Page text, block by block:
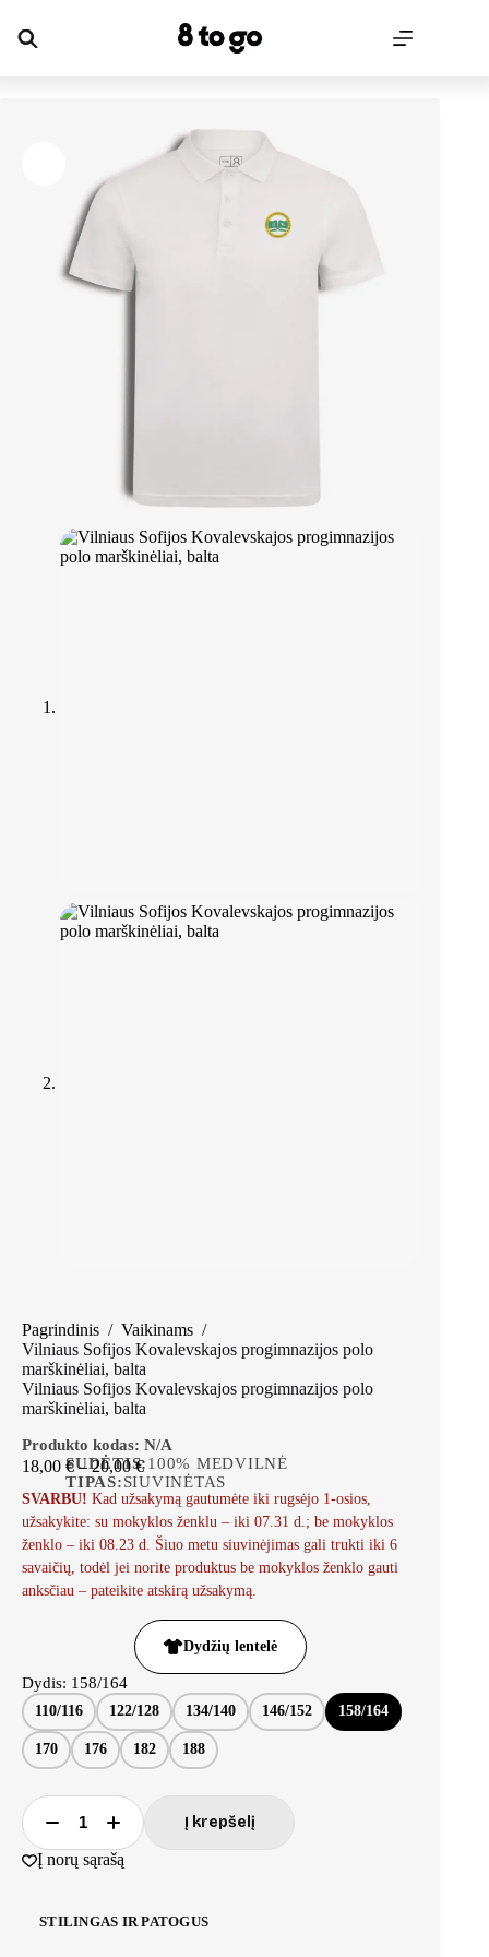
Pagrindinis / Vaikinams /
Vilniaus Sofijos Kovalevskajos progimnazijos polo
marškinėliai, balta
Vilniaus Sofijos Kovalevskajos progimnazijos polo
marškinėliai, balta
Produkto kodas: N/A
SUDĖTIS:100% MEDVILNĖ
TIPAS:SIUVINĖTAS
18,00 € – 20,00€
SVARBU! Kad užsakymą gautumėte iki rugsėjo 1-osios,
užsakykite: su mokyklos ženklu – iki 07.31 d.; be mokyklos
ženklo – iki 08.23 d. Šiuo metu siuvinėjimas gali trukti iki 6
savaičių, todėl jei norite produktus be mokyklos ženklo gauti
anksčiau – pateikite atskirą užsakymą.
Dydžių lentelė
Dydis: 158/164
110/116 122/128 134/140 146/152 158/164
170 176 182 188
Į krepšelį
Į norų sąrašą
STILINGAS IR PATOGUS